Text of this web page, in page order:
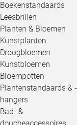
Boekenstandaards
Leesbrillen
Planten & Bloemen
Kunstplanten
Droogbloemen
Kunstbloemen
Bloempotten
Plantenstandaards & -
hangers
Bad- &